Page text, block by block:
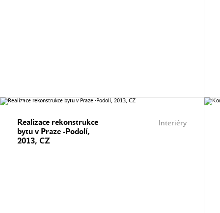
Interiéry
Realizace rekonstrukce
bytu v Praze -Podolí,
2013, CZ